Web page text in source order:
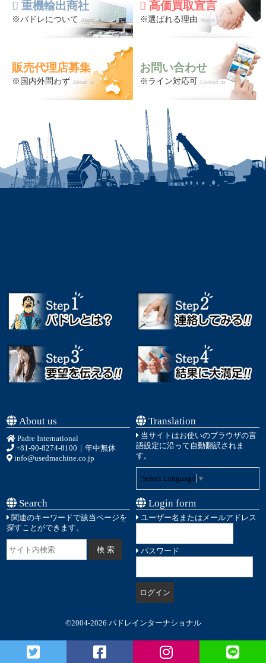
重機輸出商社
※パドレについて About us
高価買取宣言
※選ばれる理由 About us
販売代理店募集
※国内外問わず About us
お問い合わせ
※ライン対応可 Contact us
About us
Padre International
+81-90-8274-8100 ｜年中無休
info@usedmachine.co.jp
Translation
当サイトはお使いのブラウザの言
語設定に沿って自動翻訳されま
す。
Select Language ▼
Search
関連のキーワードで該当ページを
探すことができます。
Login form
ユーザー名またはメールアドレス
パスワード
©2004-2026 パドレインターナショナル